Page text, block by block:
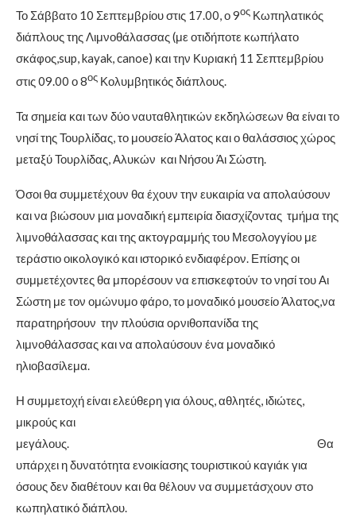
Το Σάββατο 10 Σεπτεμβρίου στις 17.00, ο 9ος Κωπηλατικός
διάπλους της Λιμνοθάλασσας (με οτιδήποτε κωπήλατο
σκάφος,sup, kayak, canoe) και την Κυριακή 11 Σεπτεμβρίου
στις 09.00 ο 8ος Κολυμβητικός διάπλους.
Τα σημεία και των δύο ναυταθλητικών εκδηλώσεων θα είναι το
νησί της Τουρλίδας, το μουσείο Άλατος και ο θαλάσσιος χώρος
μεταξύ Τουρλίδας, Αλυκών και Νήσου Άι Σώστη.
Όσοι θα συμμετέχουν θα έχουν την ευκαιρία να απολαύσουν
και να βιώσουν μια μοναδική εμπειρία διασχίζοντας τμήμα της
λιμνοθάλασσας και της ακτογραμμής του Μεσολογγίου με
τεράστιο οικολογικό και ιστορικό ενδιαφέρον. Επίσης οι
συμμετέχοντες θα μπορέσουν να επισκεφτούν το νησί του Αι
Σώστη με τον ομώνυμο φάρο, το μοναδικό μουσείο Άλατος,να
παρατηρήσουν την πλούσια ορνιθοπανίδα της
λιμνοθάλασσας και να απολαύσουν ένα μοναδικό
ηλιοβασίλεμα.
Η συμμετοχή είναι ελεύθερη για όλους, αθλητές, ιδιώτες,
μικρούς και
μεγάλους. Θα
υπάρχει η δυνατότητα ενοικίασης τουριστικού καγιάκ για
όσους δεν διαθέτουν και θα θέλουν να συμμετάσχουν στο
κωπηλατικό διάπλου.